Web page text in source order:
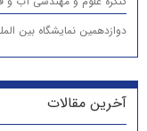
دوازدهمین نمایشگاه بین المللی
آخرین مقالات